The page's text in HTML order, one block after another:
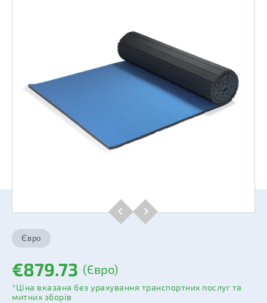
€879.73 (Євро)
*Ціна вказана без урахування транспортних послуг та
митних зборів